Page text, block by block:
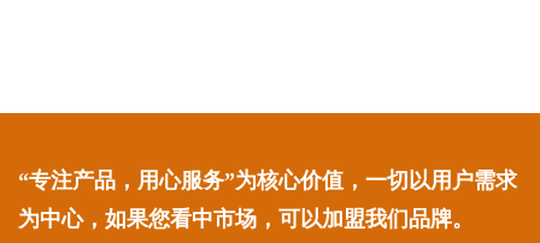
“专注产品，用心服务”为核心价值，一切以用户需求
为中心，如果您看中市场，可以加盟我们品牌。